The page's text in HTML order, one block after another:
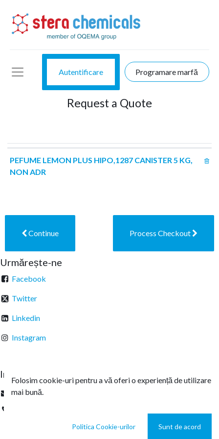
Autentificare Programare marfă
Request a Quote
PEFUME LEMON PLUS HIPO,1287 CANISTER 5 KG,
NON ADR
Continue Process Checkout
Urmărește-ne
Facebook
Twitter
Linkedin
Instagram
Intrați în legătură
office@sterachemicals.ro
Folosim cookie-uri pentru a vă oferi o experiență de utilizare
mai bună.
Politica Cookie-urilor Sunt de acord